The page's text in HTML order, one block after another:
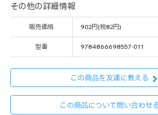
その他の詳細情報
販売価格 902円(税82円)
型番 9784866698557-011
この商品を友達に教える
この商品について問い合わせる